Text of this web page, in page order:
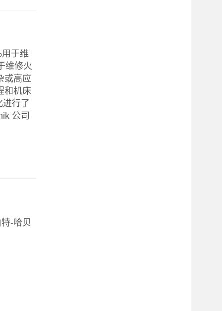
于维
维修火
或高应
和机床
行了
公司
-哈贝